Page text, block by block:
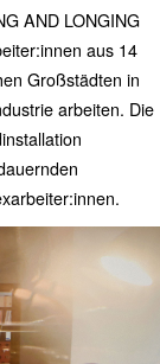
AND LONGING
aus 14
Großstädten in
arbeiten. Die